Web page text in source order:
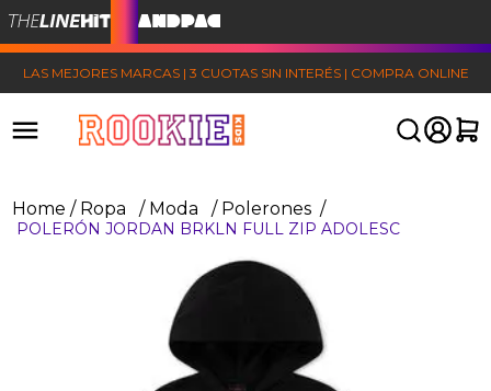
LAS MEJORES MARCAS | 3 CUOTAS SIN INTERÉS | COMPRA ONLINE
Ropa Moda Polerones
POLERÓN JORDAN BRKLN FULL ZIP ADOLESC